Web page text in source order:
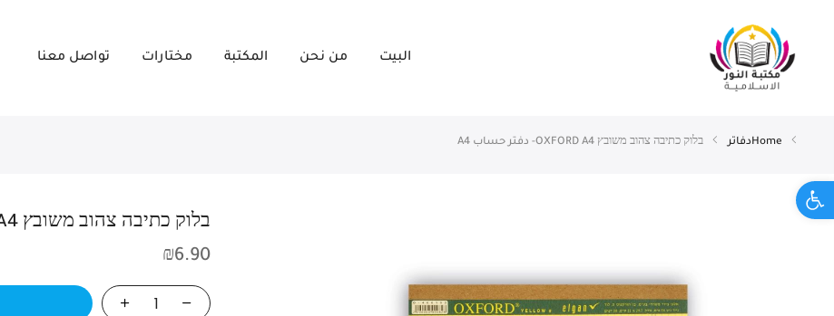
Open toolbar
البيت من نحن المكتبة مختارات تواصل معنا
Homeدفاتر בלוק כתיבה צהוב משובץ OXFORD A4- دفتر حساب A4
בלוק כתיבה צהוב משובץ OXFORD A4- دفتر حساب A4
₪6.90